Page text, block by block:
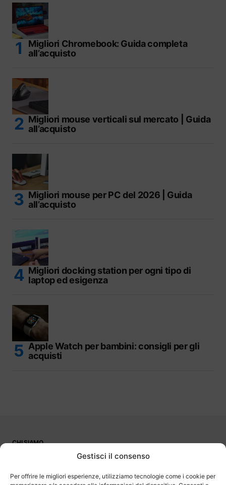
Gestisci il consenso
Per offrire le migliori esperienze, utilizziamo tecnologie come i cookie per
Migliori Chromebook: Guida completa
all’acquisto
Migliori mouse verticali sul mercato | Guida
all’acquisto
Migliori mouse per PC del 2026 | Guida
all’acquisto
Migliori docking station per ogni tipo di
laptop ed esigenza
Apple Watch per bambini: consigli per gli
acquisti
CHI SIAMO